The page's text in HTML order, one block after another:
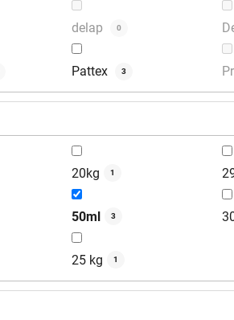
delap 0
Pattex 3
20kg 1
50ml 3
25 kg 1